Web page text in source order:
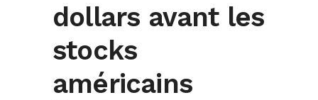
dollars avant les
stocks
américains